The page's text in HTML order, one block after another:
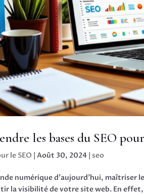
les bases du SEO
le SEO |Août 30, 2024 |seo
numérique d’aujourd’hui, maîtriser
la visibilité de votre site web. En